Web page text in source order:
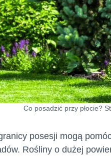
Co posadzić przy płocie?
posesji mogą
Rośliny o dużej